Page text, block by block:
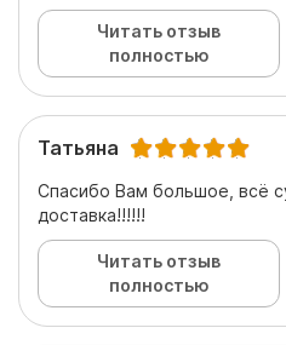
Читать отзыв
полностью
Татьяна
Спасибо Вам большое, всё
доставка!!!!!!
Читать отзыв
полностью